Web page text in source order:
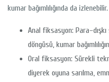
kumar bağımlılığında da izlenebilir.
Anal fiksasyon:
döngüsü, kumar
Oral fiksasyon: Sürekli
diyerek oyuna sarılma,